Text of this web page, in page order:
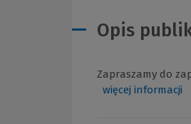
Opis
Zapraszamy do
więcej informacji